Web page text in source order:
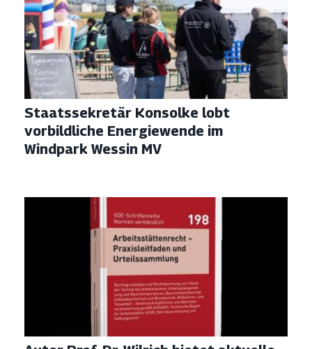
Staatssekretär Konsolke lobt
vorbildliche Energiewende im
Windpark Wessin MV